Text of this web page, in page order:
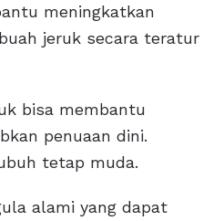
meningkatkan
jeruk secara teratur
bisa membantu
penuaan dini.
tetap muda.
alami yang dapat